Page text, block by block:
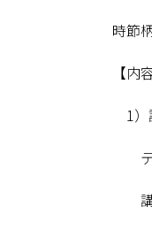
時節
【内
1）
テ
講